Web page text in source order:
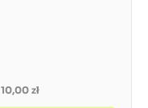
10,00 zł